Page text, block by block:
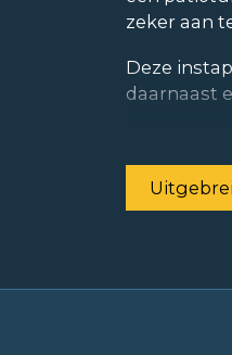
zeker aan
Deze
daarnaast